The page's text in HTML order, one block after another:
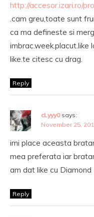
http://accesor.izari.ro/
.cam greu,toate sunt
ca ma defineste si
imbrac.week.placut.like
like.te citesc cu drag.
Reply
cLyyy0 says:
November 25,
imi place aceasta
mea preferata iar
am dat like cu
Reply